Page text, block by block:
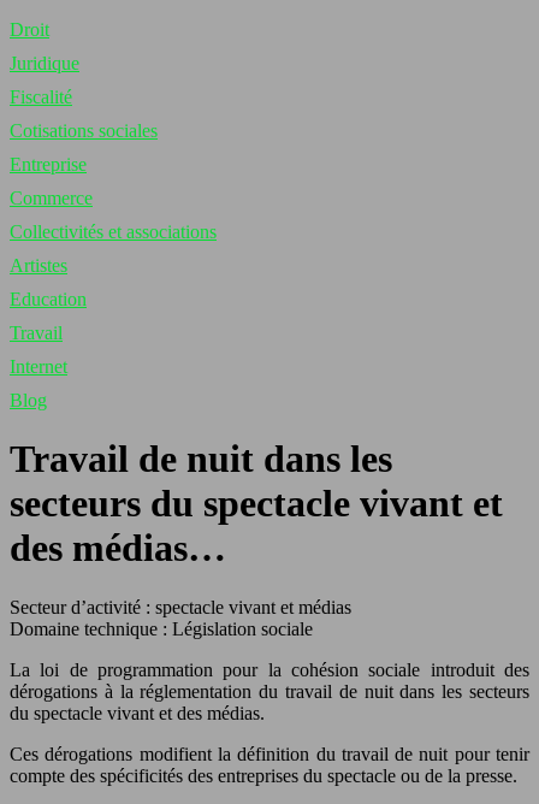
Droit
Juridique
Fiscalité
Cotisations sociales
Entreprise
Commerce
Collectivités et associations
Artistes
Education
Travail
Internet
Blog
Travail de nuit dans les
secteurs du spectacle vivant et
des médias…
Secteur d’activité : spectacle vivant et médias
Domaine technique : Législation sociale
La loi de programmation pour la cohésion sociale introduit des
dérogations à la réglementation du travail de nuit dans les secteurs
du spectacle vivant et des médias.
Ces dérogations modifient la définition du travail de nuit pour tenir
compte des spécificités des entreprises du spectacle ou de la presse.